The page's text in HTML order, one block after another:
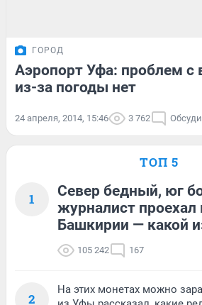
ГОРОД
Аэропорт Уфа: проблем с
из-за погоды нет
24 апреля, 2014, 15:46 3 762
ТОП 5
1
Север бедный, юг
журналист проехал
Башкирии — какой
105 242 167
2
На этих монетах можно